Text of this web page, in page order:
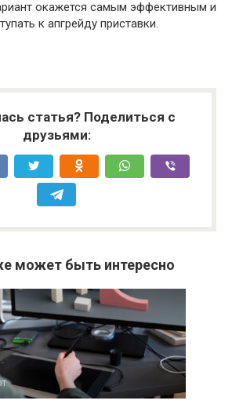
окажется самым эффективным и
к апгрейду приставки.
статья? Поделиться с
друзьями:
может быть интересно